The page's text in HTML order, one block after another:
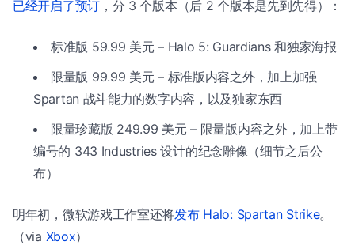
已经开启了预订，分 3 个版本（后 2 个版本是先到先得）：
标准版 59.99 美元 – Halo 5: Guardians 和独家海报
限量版 99.99 美元 – 标准版内容之外，加上加强
Spartan 战斗能力的数字内容，以及独家东西
限量珍藏版 249.99 美元 – 限量版内容之外，加上带
编号的 343 Industries 设计的纪念雕像（细节之后公
布）
明年初，微软游戏工作室还将发布 Halo: Spartan Strike。
（via Xbox）